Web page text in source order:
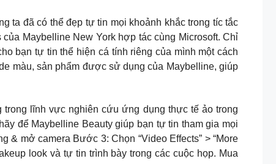
ta đã có thể đẹp tự tin mọi khoảnh khắc trong tíc tắc
Maybelline New York hợp tác cùng Microsoft. Chỉ
bạn tự tin thể hiện cá tính riêng của mình một cách
màu, sản phẩm được sử dụng của Maybelline, giúp
lĩnh vực nghiên cứu ứng dụng thực tế ảo trong
để Maybelline Beauty giúp bạn tự tin tham gia mọi
mở camera Bước 3: Chọn “Video Effects” > “More
look và tự tin trình bày trong các cuộc họp. Mua